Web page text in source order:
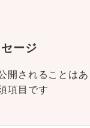
ージ
開されることはあ
項目です